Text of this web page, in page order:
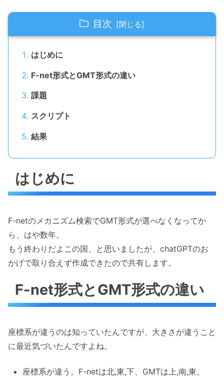
目次
はじめに
F-net形式とGMT形式の違い
課題
スクリプト
結果
はじめに
F-netのメカニズム検索でGMT形式が選べなくなってか
ら、はや数年。
もう終わりだよこの国、と思いましたが、chatGPTのお
かげで取り合えず作成できたので共有します。
F-net形式とGMT形式の違い
座標系が違うのは知っていたんですが、大きさが違うこと
に最近気づいたんですよね。
座標系が違う。F-netは北,東,下、GMTは上,南,東。